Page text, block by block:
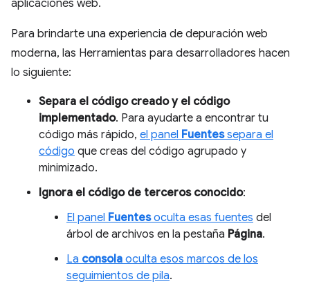
aplicaciones web.
Para brindarte una experiencia de depuración web
moderna, las Herramientas para desarrolladores hacen
lo siguiente:
Separa el código creado y el código
implementado. Para ayudarte a encontrar tu
código más rápido, el panel Fuentessepara el
código que creas del código agrupado y
minimizado.
Ignora el código de terceros conocido:
El panel Fuentesoculta esas fuentes del
árbol de archivos en la pestaña Página.
La consola oculta esos marcos de los
seguimientos de pila.